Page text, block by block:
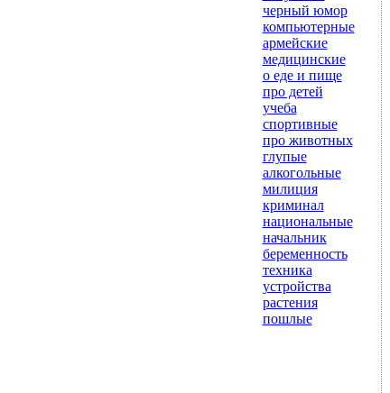
черный юмор
компьютерные
армейские
медицинские
о еде и пище
про детей
учеба
спортивные
про животных
глупые
алкогольные
милиция
криминал
национальные
начальник
беременность
техника
устройства
растения
пошлые